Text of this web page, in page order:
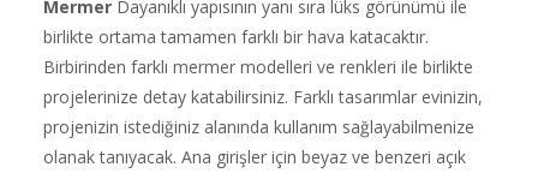
Mermer Dayanıklı yapısının yanı sıra lüks görünümü ile
birlikte ortama tamamen farklı bir hava katacaktır.
Birbirinden farklı mermer modelleri ve renkleri ile birlikte
projelerinize detay katabilirsiniz. Farklı tasarımlar evinizin,
projenizin istediğiniz alanında kullanım sağlayabilmenize
olanak tanıyacak. Ana girişler için beyaz ve benzeri açık